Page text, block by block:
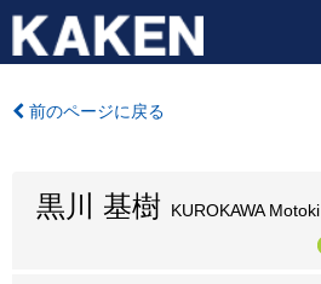
前のページに戻る
黒川 基樹 KUROKAWA Motoki